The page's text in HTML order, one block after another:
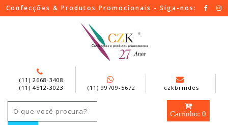
Confecções & Produtos Promocionais - Siga-nos:
(11) 2668-3408
(11) 4512-3023
(11) 99709-5672 czkbrindes
Carrinho: 0